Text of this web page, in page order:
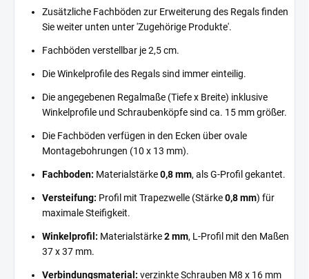
Zusätzliche Fachböden zur Erweiterung des Regals finden
Sie weiter unten unter 'Zugehörige Produkte'.
Fachböden verstellbar je 2,5 cm.
Die Winkelprofile des Regals sind immer einteilig.
Die angegebenen Regalmaße (Tiefe x Breite) inklusive
Winkelprofile und Schraubenköpfe sind ca. 15 mm größer.
Die Fachböden verfügen in den Ecken über ovale
Montagebohrungen (10 x 13 mm).
Fachboden: Materialstärke0,8 mm, als G-Profil gekantet.
Versteifung: Profil mit Trapezwelle (Stärke0,8 mm) für
maximale Steifigkeit.
Winkelprofil: Materialstärke2 mm, L-Profil mit den Maßen
37 x 37 mm.
Verbindungsmaterial: verzinkte Schrauben M8 x 16 mm